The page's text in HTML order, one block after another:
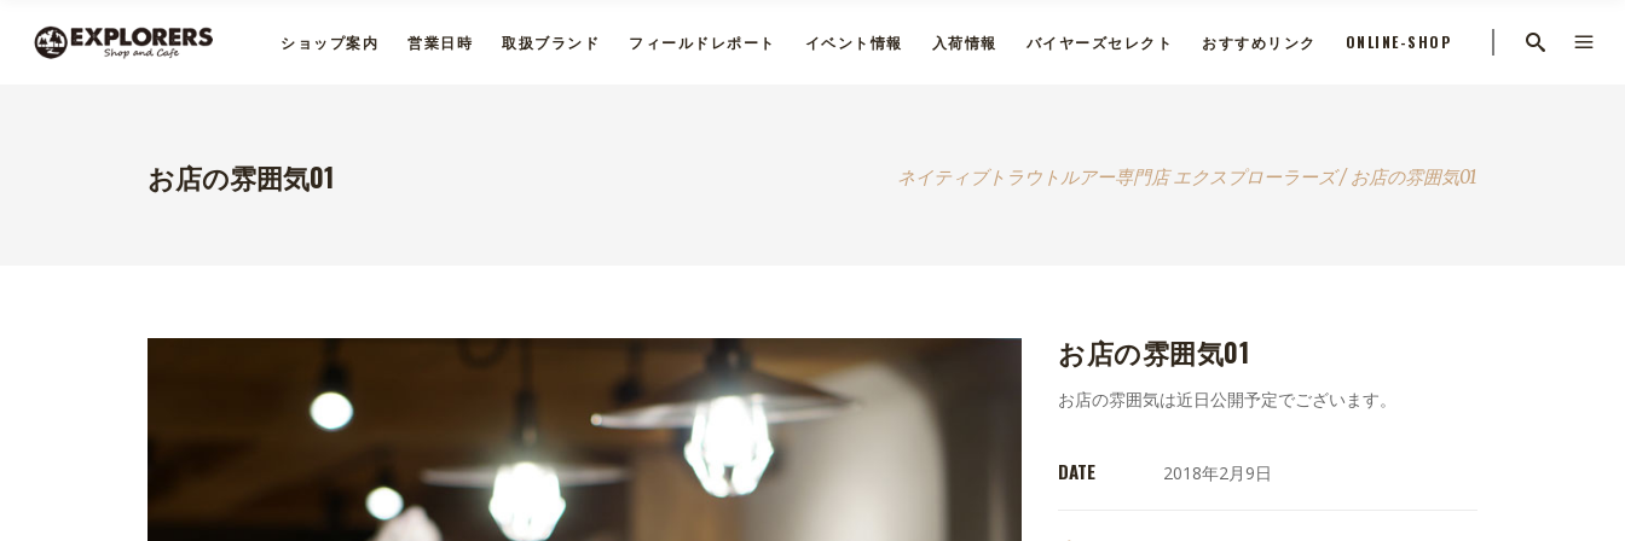
ショップ案内 営業日時 取扱ブランド フィールドレポート イベント情報 入荷情報 バイヤーズセレクト おすすめリンク ONLINE-SHOP
お店の雰囲気01 ネイティブトラウトルアー専門店 エクスプローラーズ/ お店の雰囲気01
お店の雰囲気01
お店の雰囲気は近日公開予定でございます。
DATE 2018年2月9日